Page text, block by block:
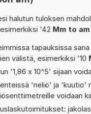
halutun tuloksen
'42 Mm to am
tapauksissa
välistä, esimerkiksi '10
'1,86 x 10^5' sijaan
'neliö' ja 'kuutio'
voidaan